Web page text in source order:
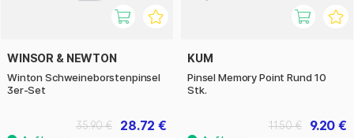
WINSOR & NEWTON
Winton Schweineborstenpinsel
3er-Set
28.72 €
35.90 €
KUM
Pinsel Memory Point Rund 10
Stk.
9.20 €
11.50 €